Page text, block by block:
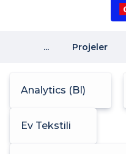
... Projeler
Analytics (BI)
Ev Tekstili